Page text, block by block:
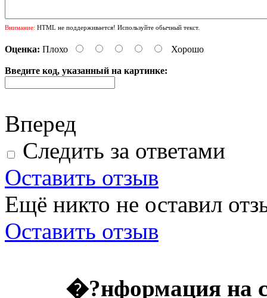
Внимание: HTML не поддерживается! Используйте обычный текст.
Оценка: Плохо Хорошо
Введите код, указанный на картинке:
Вперед
Следить за ответами
Оставить отзыв
Ещё никто не оставил
Оставить отзыв
�?нформация на